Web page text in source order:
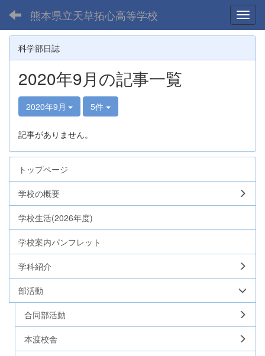
熊本県立天草拓心高等学校
科学部日誌
2020年9月の記事一覧
2020年9月 5件
記事がありません。
トップページ
学校の概要
学校生活(2026年度)
学校案内パンフレット
学科紹介
部活動
合同部活動
本渡校舎